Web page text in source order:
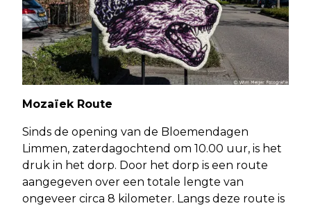
Mozaïek Route
Sinds de opening van de Bloemendagen
Limmen, zaterdagochtend om 10.00 uur, is het
druk in het dorp. Door het dorp is een route
aangegeven over een totale lengte van
ongeveer circa 8 kilometer. Langs deze route is